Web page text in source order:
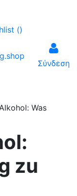
()
Σύνδεση
Was
zu